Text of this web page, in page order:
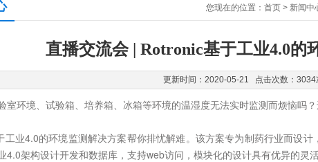
您现在的位置： 首页 > 新闻中
直播交流会 | Rotronic基于工业4.0的
更新时间：2020-05-21 点击次数：3034
室环境、试验箱、培养箱、冰箱等环境的温湿度无法实时监测而烦恼吗？
工业4.0的环境监测解决方案帮你排忧解难。该方案专为制药行业而设
4.0架构设计开发和数据库，支持web访问，模块化的设计具有优异的灵